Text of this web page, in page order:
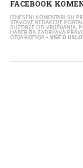
FACEBOOK
IZNESENI KOMENTARI SU
STAVOVE REDAKCIJE
SUZDRŽE OD VRIJEĐANJA,
HABER.BA ZADRŽAVA
OBJAŠNJENJA -VIŠE O